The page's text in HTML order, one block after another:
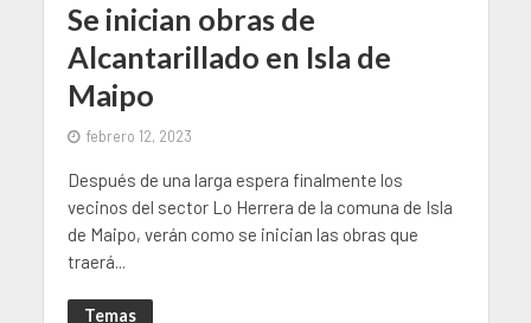
Se inician obras de
Alcantarillado en Isla de
Maipo
febrero 12, 2023
Después de una larga espera finalmente los
vecinos del sector Lo Herrera de la comuna de Isla
de Maipo, verán como se inician las obras que
traerá...
Temas